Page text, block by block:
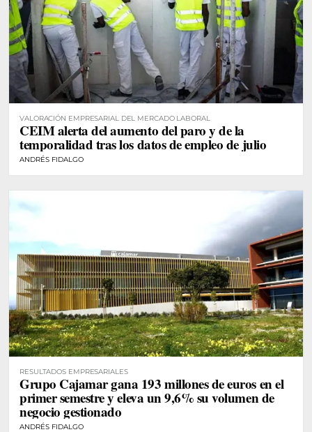
VALORACIÓN EMPRESARIAL DEL MERCADO LABORAL
CEIM alerta del aumento del paro y de la
temporalidad tras los datos de empleo de julio
ANDRÉS FIDALGO
RESULTADOS EMPRESARIALES
Grupo Cajamar gana 193 millones de euros en el
primer semestre y eleva un 9,6% su volumen de
negocio gestionado
ANDRÉS FIDALGO